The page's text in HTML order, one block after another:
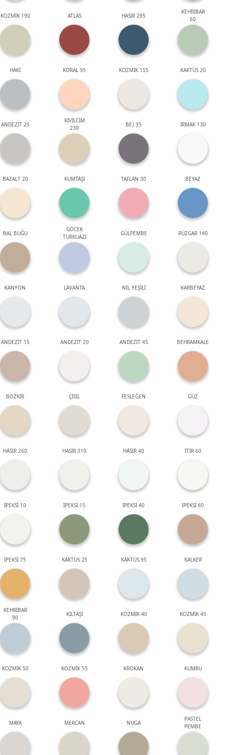
KOZMİK 190 ATLAS HASIR 295
KEHRİBAR
60
HAKİ KORAL 95 KOZMİK 155 KAKTÜS 20
ANDEZİT 25
KIVILCIM
230
BEJ 35 IRMAK 130
BAZALT 20 KUMTAŞI TAFLAN 30 BEYAZ
BAL BUĞU
GÖCEK
TURKUAZI
GÜLPEMBE RÜZGAR 140
KANYON LAVANTA NİL YEŞİLİ KARBEYAZ
ANDEZİT 15 ANDEZİT 20 ANDEZİT 45 BEHRAMKALE
BOZKIR ÇİSİL FESLEĞEN GÜZ
HASIR 260 HASIR 310 HASIR 40 ITIR 60
İPEKSİ 10 İPEKSİ 15 İPEKSİ 40 İPEKSİ 60
İPEKSİ 75 KAKTÜS 25 KAKTÜS 95 KALKER
KEHRİBAR
90
KİLTAŞI KOZMİK 40 KOZMİK 45
KOZMİK 50 KOZMİK 55 KROKAN KUMRU
MAYA MERCAN NUGA
PASTEL
PEMBE